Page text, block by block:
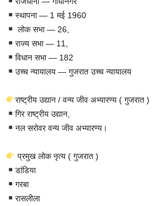
स्थापना — 1 मई 1960
लोक सभा — 26,
राज्य सभा — 11,
विधान सभा — 182
उच्च न्यायालय — गुजरात उच्च न्यायालय
राष्ट्रीय उद्यान / वन्य जीव अभ्यारण्य ( गुजरात )
गिर राष्ट्रीय उद्यान,
नल सरोवर वन्य जीव अभ्यारण्य।
प्रमुख लोक नृत्य ( गुजरात )
डांडिया
गरबा
रासलीला